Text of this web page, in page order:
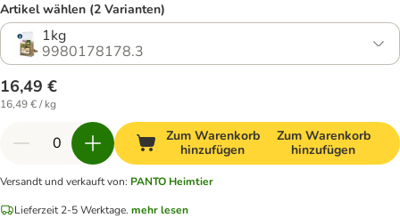
Artikel wählen (2 Varianten)
1kg
9980178178.3
16,49 €
16,49 € / kg
Zum Warenkorb
hinzufügen
Zum Warenkorb
hinzufügen
Versandt und verkauft von: PANTO Heimtier
Lieferzeit 2-5 Werktage. mehr lesen